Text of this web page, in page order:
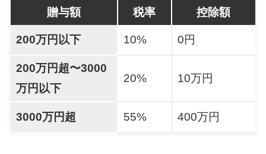
贈与額 税率 控除額
200万円以下 10% 0円
200万円超〜3000
万円以下
20% 10万円
3000万円超 55% 400万円